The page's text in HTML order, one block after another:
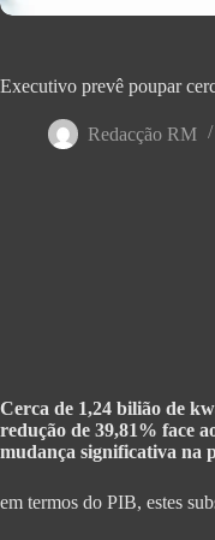
Executivo prevê poupar
Redacção RM
Cerca de 1,24 bilião de
redução de 39,81% face
mudança significativa na
em termos do PIB, estes